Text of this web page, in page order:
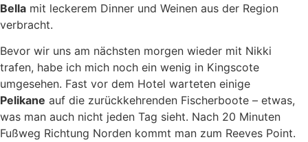
Bella mit leckerem Dinner und Weinen aus der Region
verbracht.
Bevor wir uns am nächsten morgen wieder mit Nikki
trafen, habe ich mich noch ein wenig in Kingscote
umgesehen. Fast vor dem Hotel warteten einige
Pelikane auf die zurückkehrenden Fischerboote – etwas,
was man auch nicht jeden Tag sieht. Nach 20 Minuten
Fußweg Richtung Norden kommt man zum Reeves Point.